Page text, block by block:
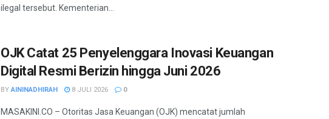
ilegal tersebut. Kementerian...
OJK Catat 25 Penyelenggara Inovasi Keuangan
Digital Resmi Berizin hingga Juni 2026
BY AININADHIRAH 8 JULI 2026 0
MASAKINI.CO – Otoritas Jasa Keuangan (OJK) mencatat jumlah